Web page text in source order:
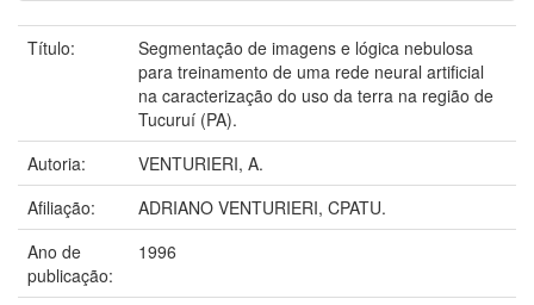
Título:
Segmentação de imagens e lógica nebulosa
para treinamento de uma rede neural artificial
na caracterização do uso da terra na região de
Tucuruí (PA).
Autoria:
VENTURIERI, A.
Afiliação:
ADRIANO VENTURIERI, CPATU.
Ano de
publicação:
1996